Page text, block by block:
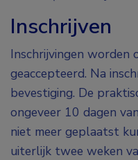
Inschrijven
Inschrijvingen worden
geaccepteerd. Na
bevestiging. De
ongeveer 10 dagen
niet meer geplaatst
uiterlijk twee weken